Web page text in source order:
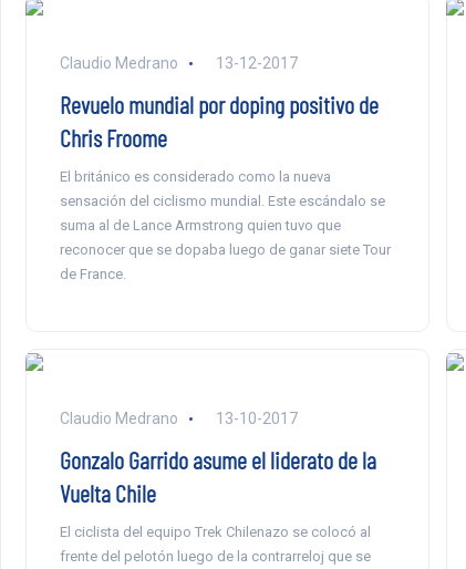
Claudio Medrano 13-12-2017
Revuelo mundial por doping positivo de
Chris Froome
El británico es considerado como la nueva
sensación del ciclismo mundial. Este escándalo se
suma al de Lance Armstrong quien tuvo que
reconocer que se dopaba luego de ganar siete Tour
de France.
Claudio Medrano 13-10-2017
Gonzalo Garrido asume el liderato de la
Vuelta Chile
El ciclista del equipo Trek Chilenazo se colocó al
frente del pelotón luego de la contrarreloj que se